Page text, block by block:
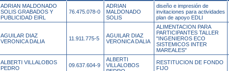
ADRIAN MALDONADO
SOLIS GRABADOS Y
PUBLICIDAD EIRL
76.475.078-0
ADRIAN
MALDONADO
SOLIS
diseño e impresión de
invitaciones para actividades
plan de apoyo EDLI
AGUILAR DIAZ
VERONICA DALIA
11.911.775-5
AGUILAR DIAZ
VERONICA DALIA
ALIMENTACION PARA
PARTICIPANTES TALLER
"INGENIEROS ECO
SISTEMICOS INTER
MAREALES"
ALBERTI VILLALOBOS
PEDRO
09.637.604-9
ALBERTI
VILLALOBOS
RESTITUCION DE FONDO
FIJO